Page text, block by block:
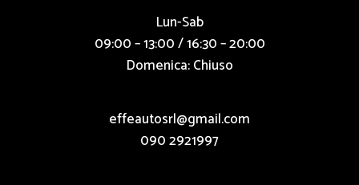
Lun-Sab
09:00 – 13:00 / 16:30 – 20:00
Domenica: Chiuso
effeautosrl@gmail.com
090 2921997